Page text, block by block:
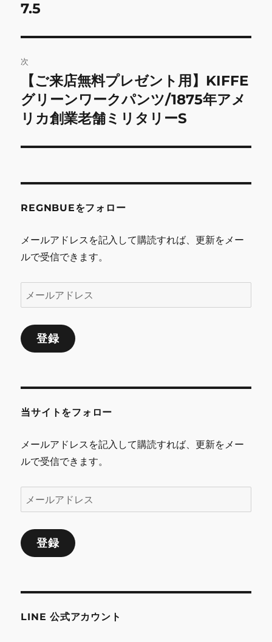
ビ
ゲ
ー
シ
ョ
ン
投
7.5
次
の
投
【ご来店無料プレゼント用】KIFFE
グリーンワークパンツ/1875年アメ
リカ創業老舗ミリタリーS
REGNBUEをフォロー
メールアドレスを記入して購読すれば、更新をメー
ルで受信できます。
ー
ル
ア
ス
登録
当サイトをフォロー
メールアドレスを記入して購読すれば、更新をメー
ルで受信できます。
ー
ル
ア
ス
登録
LINE 公式アカウント